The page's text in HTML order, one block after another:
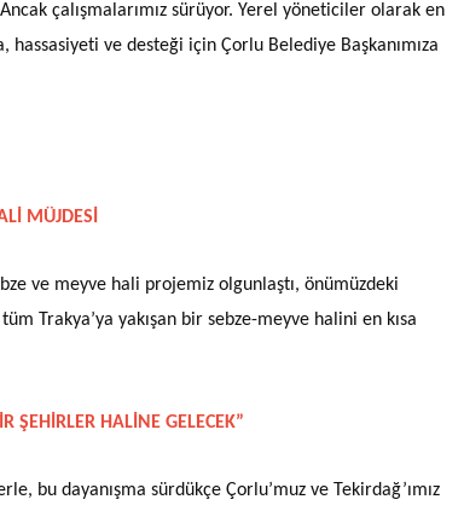
çalışmalarımız sürüyor. Yerel yöneticiler olarak en
hassasiyeti ve desteği için Çorlu Belediye Başkanımıza
MÜJDESİ
ve meyve hali projemiz olgunlaştı, önümüzdeki
Trakya’ya yakışan bir sebze-meyve halini en kısa
ŞEHİRLER HALİNE GELECEK”
bu dayanışma sürdükçe Çorlu’muz ve Tekirdağ’ımız